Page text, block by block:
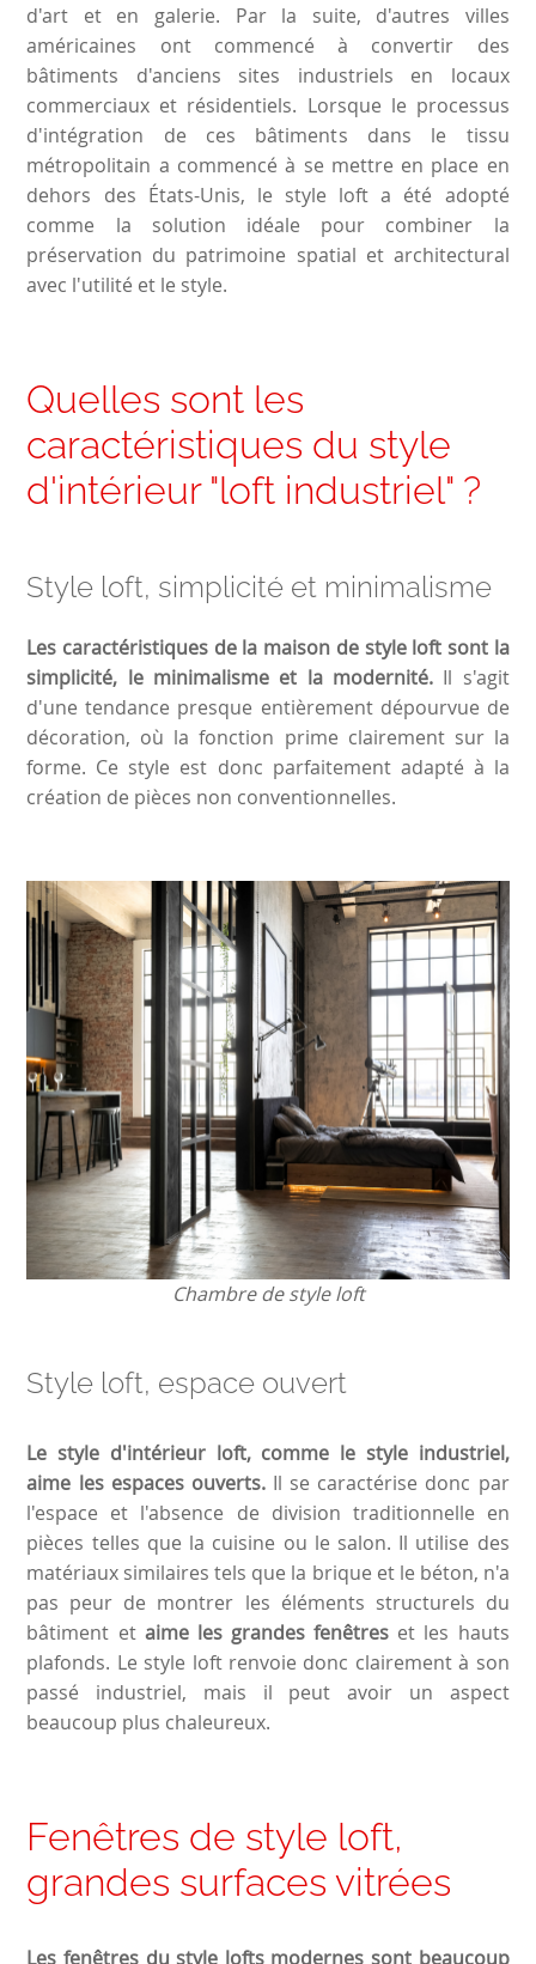
d'art et en galerie. Par la suite, d'autres villes
américaines ont commencé à convertir des
bâtiments d'anciens sites industriels en locaux
commerciaux et résidentiels. Lorsque le processus
d'intégration de ces bâtiments dans le tissu
métropolitain a commencé à se mettre en place en
dehors des États-Unis, le style loft a été adopté
comme la solution idéale pour combiner la
préservation du patrimoine spatial et architectural
avec l'utilité et le style.
Quelles sont les
caractéristiques du style
d'intérieur "loft industriel" ?
Style loft, simplicité et minimalisme
Les caractéristiques de la maison de style loft sont la
simplicité, le minimalisme et la modernité.Il s'agit
d'une tendance presque entièrement dépourvue de
décoration, où la fonction prime clairement sur la
forme. Ce style est donc parfaitement adapté à la
création de pièces non conventionnelles.
Chambre de style loft
Style loft, espace ouvert
Le style d'intérieur loft, comme le style industriel,
aime les espaces ouverts.Il se caractérise donc par
l'espace et l'absence de division traditionnelle en
pièces telles que la cuisine ou le salon. Il utilise des
matériaux similaires tels que la brique et le béton, n'a
pas peur de montrer les éléments structurels du
bâtiment et aime les grandes fenêtres et les hauts
plafonds. Le style loft renvoie donc clairement à son
passé industriel, mais il peut avoir un aspect
beaucoup plus chaleureux.
Fenêtres de style loft,
grandes surfaces vitrées
Les fenêtres du style lofts modernes sont beaucoup